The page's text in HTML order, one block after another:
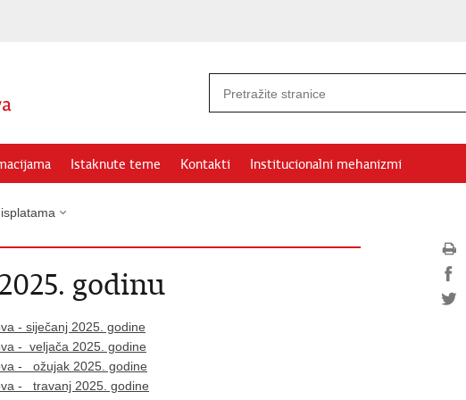
Istaknute teme Kontakti Institucionalni mehanizmi
godinu
- siječanj 2025. godine
- veljača 2025. godine
- ožujak 2025. godine
- travanj 2025. godine